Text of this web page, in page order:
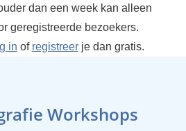
dan een week kan alleen
geregistreerde bezoekers.
in of registreerje dan gratis.
Workshops